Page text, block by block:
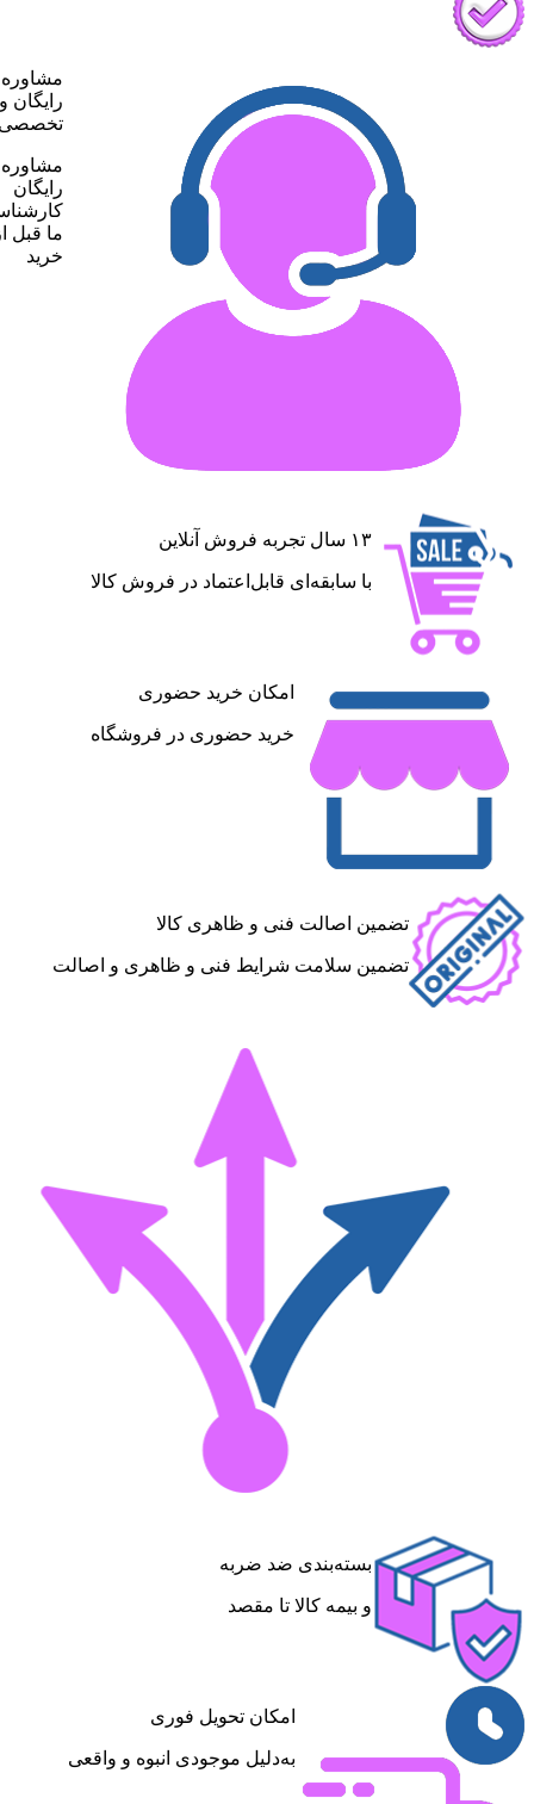
مشاوره
رایگان و
مشاوره
رایگان
ما قبل
خرید
۱۳ سال تجربه فروش آنلاین
با سابقه‌ای قابل‌اعتماد در فروش کالا
امکان خرید حضوری
خرید حضوری در فروشگاه
تضمین اصالت فنی و ظاهری کالا
تضمین سلامت شرایط فنی و ظاهری و اصالت
بسته‌بندی ضد ضربه
و بیمه کالا تا مقصد
امکان تحویل فوری
به‌دلیل موجودی انبوه و واقعی